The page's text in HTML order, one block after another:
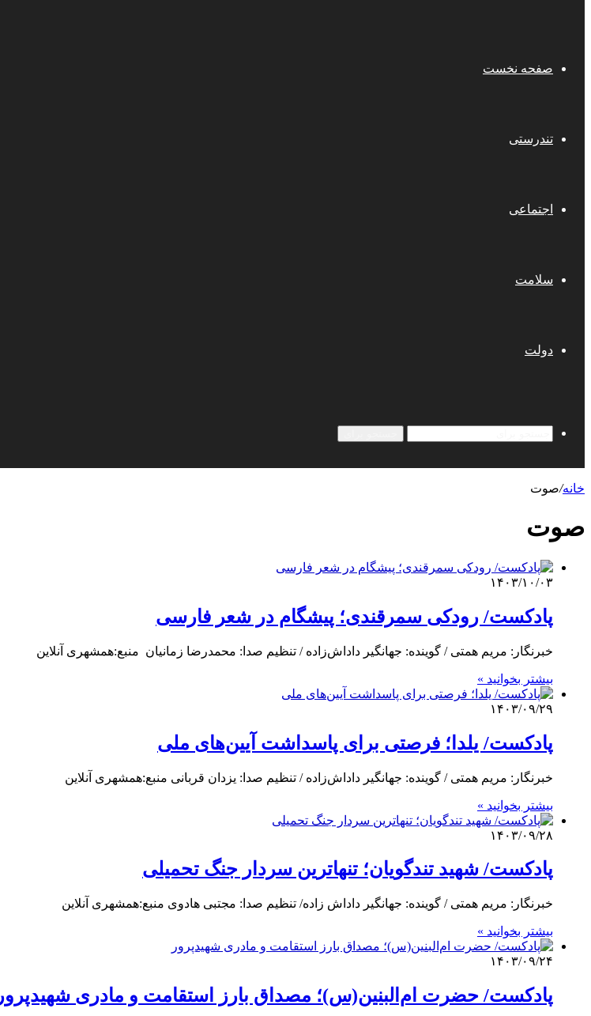
صفحه نخست
تندرستی
اجتماعی
سلامت
دولت
خانه/صوت
صوت
۱۴۰۳/۱۰/۰۳
پادکست/ رودکی سمرقندی؛ پیشگام در شعر فارسی
خبرنگار: مریم همتی / گوینده: جهانگیر داداش‌زاده / تنظیم صدا: محمدرضا زمانیان منبع:همشهری آنلاین
بیشتر بخوانید »
۱۴۰۳/۰۹/۲۹
پادکست/ یلدا؛ فرصتی برای پاسداشت آیین‌های ملی
خبرنگار: مریم همتی / گوینده: جهانگیر داداش‌زاده / تنظیم صدا: یزدان قربانی منبع:همشهری آنلاین
بیشتر بخوانید »
۱۴۰۳/۰۹/۲۸
پادکست/ شهید تندگویان؛ تنهاترین سردار جنگ تحمیلی
خبرنگار: مریم همتی / گوینده: جهانگیر داداش زاده/ تنظیم صدا: مجتبی هادوی منبع:همشهری آنلاین
بیشتر بخوانید »
۱۴۰۳/۰۹/۲۴
پادکست/ حضرت ام‌البنین(س)؛ مصداق بارز استقامت و مادری شهیدپرور